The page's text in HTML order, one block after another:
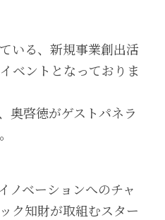
いる、新規事業創出活
ベントとなっておりま
啓徳がゲストパネラ
ノベーションへのチャ
ク知財が取組むスター